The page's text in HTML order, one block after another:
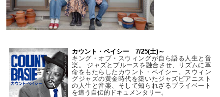
カウント・ベイシー 7/25(土)～
キング・オブ・スウィングが自ら語る人生と音
楽。 ジャズとブルースを融合させ、リズムに革
命をもたらしたカウント・ベイシー。スウィン
グジャズの黄金時代を築いたジャズピアニスト
の人生と音楽、そして知られざるプライベート
を追う自伝的ドキュメンタリー。